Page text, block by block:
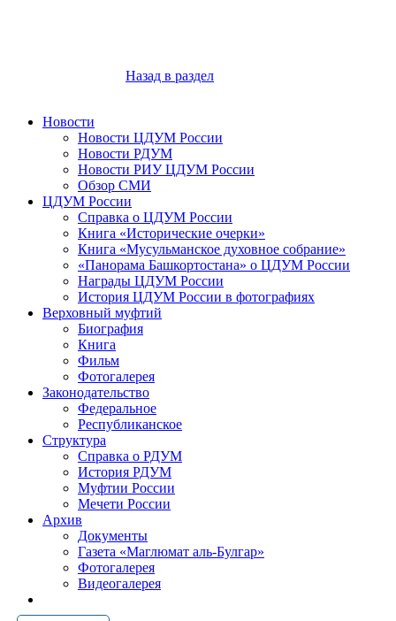
Назад в раздел
Новости
Новости ЦДУМ России
Новости РДУМ
Новости РИУ ЦДУМ России
Обзор СМИ
ЦДУМ России
Справка о ЦДУМ России
Книга «Исторические очерки»
Книга «Мусульманское духовное собрание»
«Панорама Башкортостана» о ЦДУМ России
Награды ЦДУМ России
История ЦДУМ России в фотографиях
Верховный муфтий
Биография
Книга
Фильм
Фотогалерея
Законодательство
Федеральное
Республиканское
Структура
Справка о РДУМ
История РДУМ
Муфтии России
Мечети России
Архив
Документы
Газета «Маглюмат аль-Булгар»
Фотогалерея
Видеогалерея